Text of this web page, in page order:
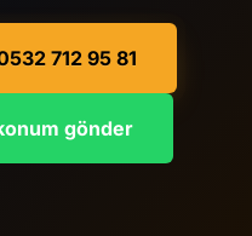
712 95 81
gönder